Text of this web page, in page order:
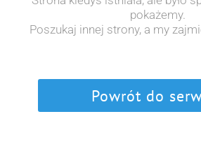
pokażemy.
Poszukaj innej strony, a my
Powrót do